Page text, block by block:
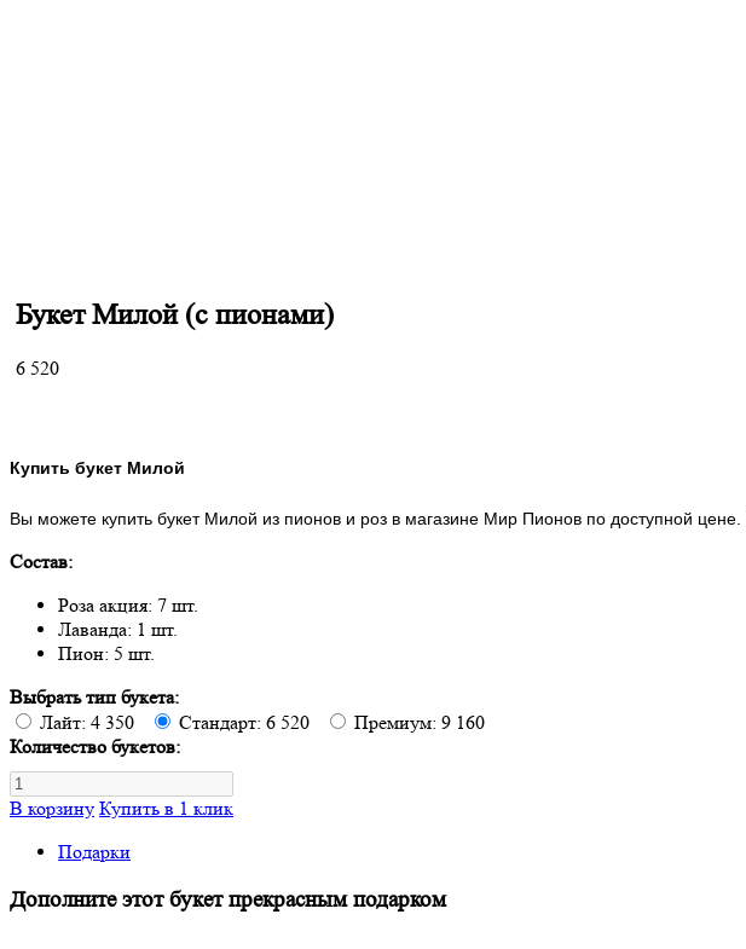
Букет Милой (с пионами)
6 520
Купить букет Милой
Вы можете купить букет Милой из пионов и роз в магазине Мир Пионов по доступной
Состав:
Роза акция: 7 шт.
Лаванда: 1 шт.
Пион: 5 шт.
Выбрать тип букета:
Лайт: 4 350
Стандарт: 6 520
Премиум: 9 160
Количество букетов:
В корзину Купить в 1 клик
Подарки
Дополните этот букет прекрасным подарком